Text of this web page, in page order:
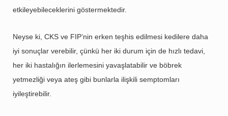
etkileyebileceklerini göstermektedir.
Neyse ki, CKS ve FIP’nin erken teşhis edilmesi kedilere daha
iyi sonuçlar verebilir, çünkü her iki durum için de hızlı tedavi,
her iki hastalığın ilerlemesini yavaşlatabilir ve böbrek
yetmezliği veya ateş gibi bunlarla ilişkili semptomları
iyileştirebilir.